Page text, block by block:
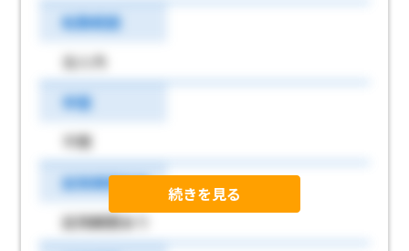
転勤範囲
法人内
学歴
不問
試用期間有無
試用期間あり
続きを見る